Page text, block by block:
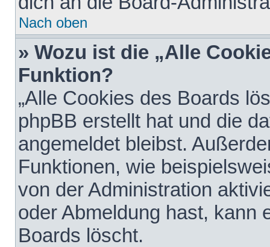
Nach oben
» Wozu ist die „Alle
Funktion?
„Alle Cookies des Boards
phpBB erstellt hat und die
angemeldet bleibst.
Funktionen, wie
von der Administration
oder Abmeldung hast, kann
Boards löscht.